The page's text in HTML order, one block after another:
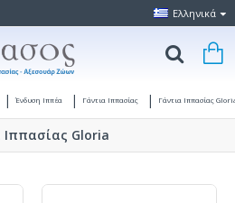
Ελληνικά
Ένδυση Ιππέα Γάντια Ιππασίας Γάντια Ιππασίας
Ιππασίας Gloria